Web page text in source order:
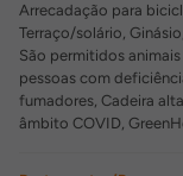
Arrecadação para
Terraço/solário,
São permitidos
pessoas com
fumadores, Cadeira
âmbito COVID,